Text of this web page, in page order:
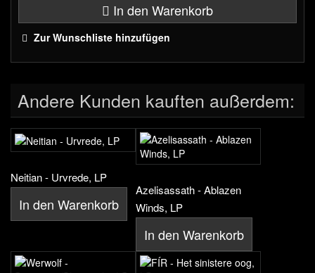
In den Warenkorb
Zur Wunschliste hinzufügen
Andere Kunden kauften außerdem:
Neitian - Urvrede, LP
In den Warenkorb
Azelisassath - Ablazen
Winds, LP
In den Warenkorb